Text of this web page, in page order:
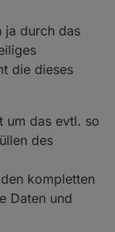
ja durch das
die dieses
um das evtl. so
des
kompletten
Daten und